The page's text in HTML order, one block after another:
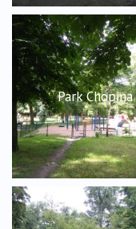
Park Chopina